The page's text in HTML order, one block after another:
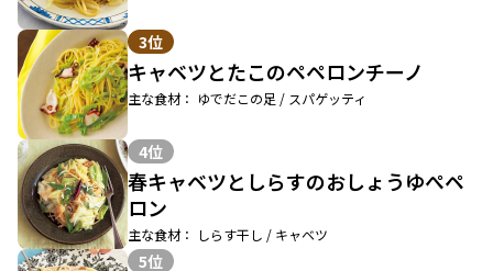
3位
キャベツとたこのペペロンチーノ
主な食材： ゆでだこの足 / スパゲッティ
4位
春キャベツとしらすのおしょうゆぺペ
ロン
主な食材： しらす干し / キャベツ
5位